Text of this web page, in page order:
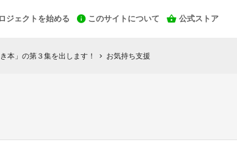
ジェクトを始める このサイトについて 公式ストア
本」の第３集を出します！ chevron_right お気持ち支援